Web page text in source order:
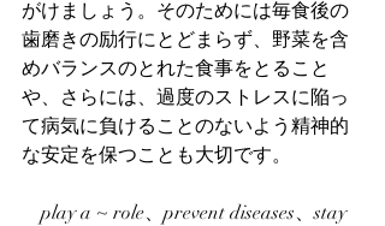
がけましょう。そのためには毎食後の
歯磨きの励行にとどまらず、野菜を含
めバランスのとれた食事をとること
や、さらには、過度のストレスに陥っ
て病気に負けることのないよう精神的
な安定を保つことも大切です。
play a ~ role、prevent diseases、stay